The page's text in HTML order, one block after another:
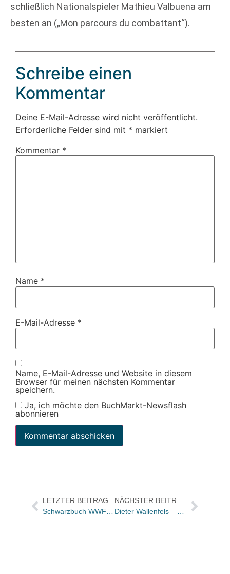
schließlich Nationalspieler Mathieu Valbuena am
besten an („Mon parcours du combattant“).
Schreibe einen
Kommentar
Deine E-Mail-Adresse wird nicht veröffentlicht.
Erforderliche Felder sind mit * markiert
Kommentar *
Name *
E-Mail-Adresse *
Name, E-Mail-Adresse und Website in diesem
Browser für meinen nächsten Kommentar
speichern.
Ja, ich möchte den BuchMarkt-Newsflash
abonnieren
LETZTER BEITRAG